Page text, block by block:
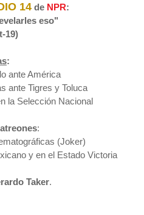
14de NPR:
eso"
19)
:
ante América
ante Tigres y Toluca
la Selección Nacional
:
(Joker)
y en el Estado Victoria
Taker.